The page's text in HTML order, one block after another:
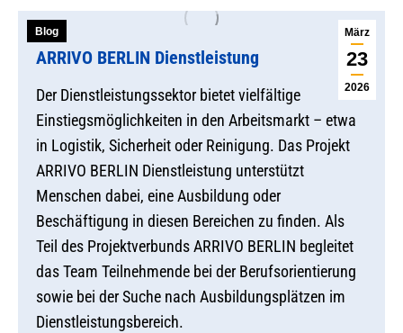
März
23
2026
Blog
ARRIVO BERLIN Dienstleistung
Der Dienstleistungssektor bietet vielfältige
Einstiegsmöglichkeiten in den Arbeitsmarkt – etwa
in Logistik, Sicherheit oder Reinigung. Das Projekt
ARRIVO BERLIN Dienstleistung unterstützt
Menschen dabei, eine Ausbildung oder
Beschäftigung in diesen Bereichen zu finden. Als
Teil des Projektverbunds ARRIVO BERLIN begleitet
das Team Teilnehmende bei der Berufsorientierung
sowie bei der Suche nach Ausbildungsplätzen im
Dienstleistungsbereich.